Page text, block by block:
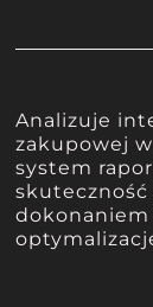
Analizuje
zakupowej
system
skuteczność
dokonaniem